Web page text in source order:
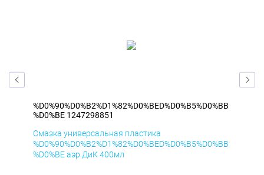
%D0%90%D0%B2%D1%82%D0%BED%D0%B5%D0%BB
%D0%BE 1247298851
Смазка универсальная пластика
%D0%90%D0%B2%D1%82%D0%BED%D0%B5%D0%BB
%D0%BE аэр ДиК 400мл